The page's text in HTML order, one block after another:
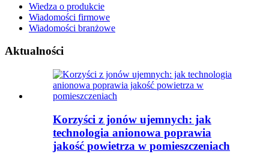
Wiedza o produkcie
Wiadomości firmowe
Wiadomości branżowe
Aktualności
Korzyści z jonów ujemnych: jak
technologia anionowa poprawia
jakość powietrza w pomieszczeniach